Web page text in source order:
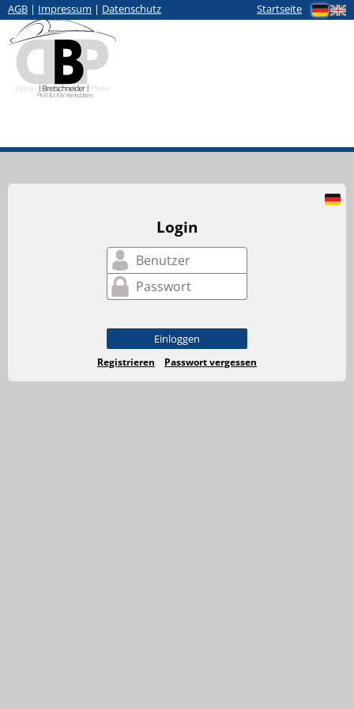
AGB | Impressum | Datenschutz Startseite
Login
Einloggen
Registrieren Passwort vergessen